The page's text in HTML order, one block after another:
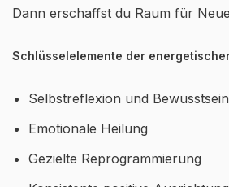
Dann erschaffst du Raum für
Schlüsselelemente der
Selbstreflexion und Bewusstsein
Emotionale Heilung
Gezielte Reprogrammierung